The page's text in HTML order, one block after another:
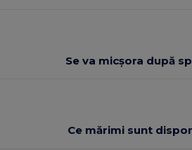
Se va micșora după
Ce mărimi sunt